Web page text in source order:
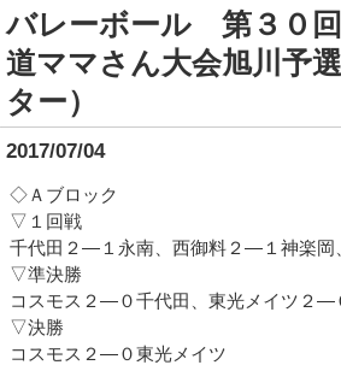
バレーボール 第３０
道ママさん大会旭川予
ター）
2017/07/04
◇Ａブロック
▽１回戦
千代田２―１永南、西御料２―１神楽
▽準決勝
コスモス２―０千代田、東光メイツ２―
▽決勝
コスモス２―０東光メイツ